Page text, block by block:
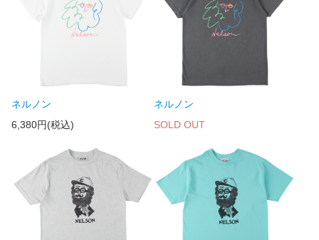
ネルノン
6,380円(税込)
ネルノン
SOLD OUT